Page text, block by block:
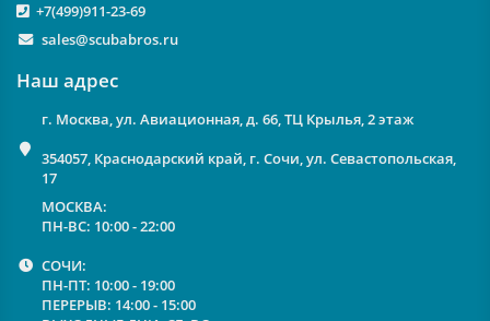
+7(499)911-23-69
sales@scubabros.ru
Наш адрес
г. Москва, ул. Авиационная, д. 66, ТЦ Крылья, 2 этаж
354057, Краснодарский край, г. Сочи, ул. Севастопольская,
17
МОСКВА:
ПН-ВС: 10:00 - 22:00
СОЧИ:
ПН-ПТ: 10:00 - 19:00
ПЕРЕРЫВ: 14:00 - 15:00